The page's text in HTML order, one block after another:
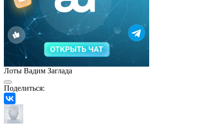
Лоты Вадим Заглада
Поделиться: